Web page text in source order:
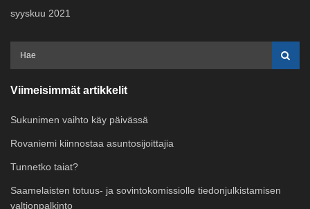
syyskuu 2021
Viimeisimmät artikkelit
Sukunimen vaihto käy päivässä
Rovaniemi kiinnostaa asuntosijoittajia
Tunnetko taiat?
Saamelaisten totuus- ja sovintokomissiolle tiedonjulkistamisen
valtionpalkinto